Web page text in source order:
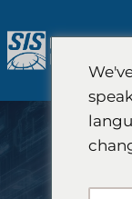
au
contenu